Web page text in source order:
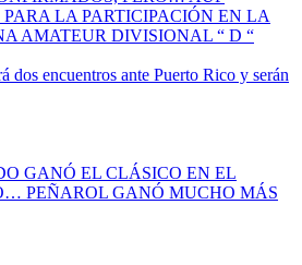
LA PARTICIPACIÓN EN LA
AMATEUR DIVISIONAL “ D “
dos encuentros ante Puerto Rico y serán
GANÓ EL CLÁSICO EN EL
PEÑAROL GANÓ MUCHO MÁS